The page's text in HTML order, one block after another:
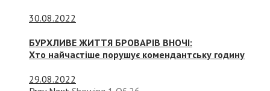
30.08.2022
БУРХЛИВЕ ЖИТТЯ БРОВАРІВ ВНОЧІ:
Хто найчастіше порушує комендантську годину
29.08.2022